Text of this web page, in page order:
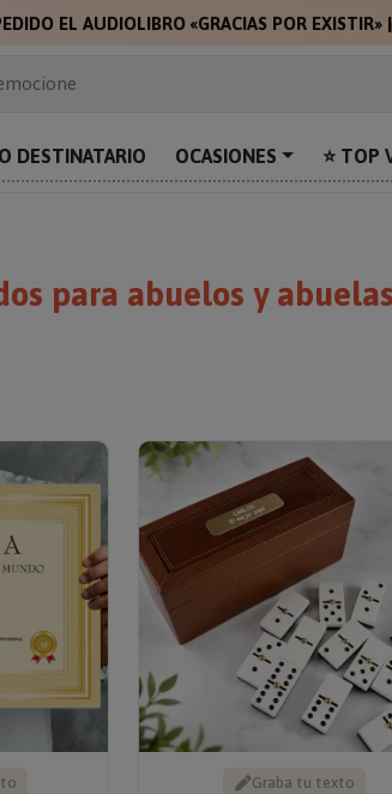
🎁GR 🎁
para sorprender
DESTINATARIO OCASIONES ⭐ TOP
para abuelos y abuelas
Graba tu texto